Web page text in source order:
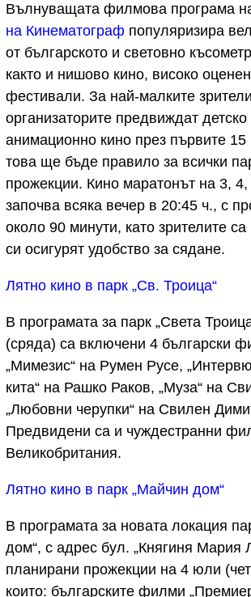
Вълнуващата филмова програма
на Кинематограф популяризира
от българското и световно
както и нишово кино, високо
фестивали. За най-малките зрители
организаторите предвиждат детско
анимационно кино през първите 15
това ще бъде правило за всички
прожекции. Кино маратонът на 3,
започва всяка вечер в 20:45 ч., с
около 90 минути, като зрителите
си осигурят удобство за сядане.
Лятно кино в парк „Св. Троица“
В програмата за парк „Света
(сряда) са включени 4 български
„Мимезис“ на Румен Русе,
кита“ на Рашко Раков, „Муза“ на
„Любовни черупки“ на Свилен
Предвидени са и чуждестранни
Великобритания.
Лятно кино в парк „Майчин дом“
В програмата за новата локация
дом“, с адрес бул. „Княгиня Мария
планирани прожекции на 4 юли
които: българските филми